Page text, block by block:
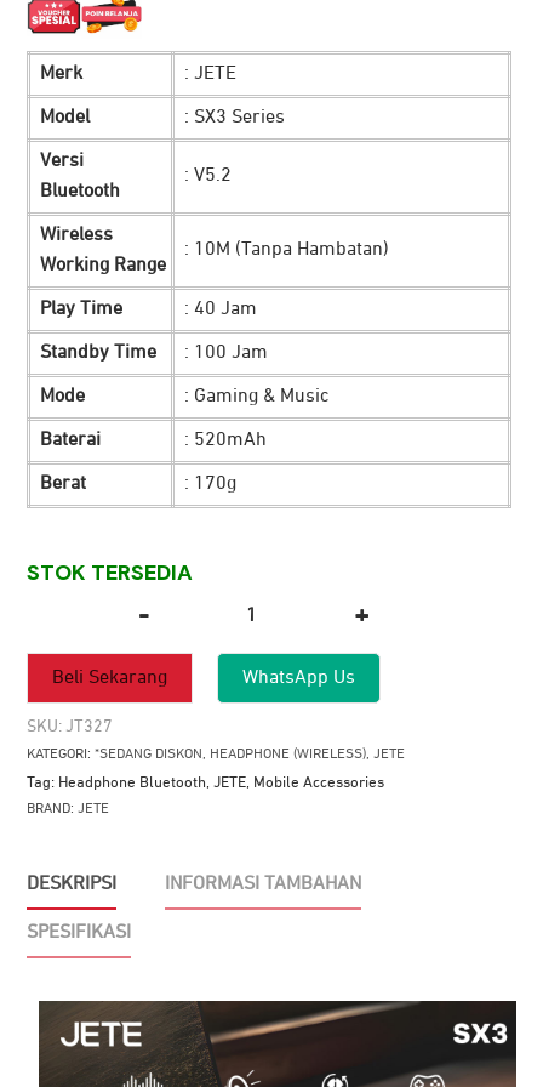
Rp 699.900.
adalah:
Rp 399.900.
Merk : JETE
Model : SX3 Series
Versi
Bluetooth
: V5.2
Wireless
Working Range
: 10M (Tanpa Hambatan)
Play Time : 40 Jam
Standby Time : 100 Jam
Mode : Gaming & Music
Baterai : 520mAh
Berat : 170g
STOK TERSEDIA
-
Headphone
Bluetooth
SX3
+
Beli Sekarang WhatsApp Us
SKU: JT327
KATEGORI: *SEDANG DISKON, HEADPHONE (WIRELESS), JETE
Tag: Headphone Bluetooth, JETE, Mobile Accessories
BRAND: JETE
DESKRIPSI INFORMASI TAMBAHAN
SPESIFIKASI